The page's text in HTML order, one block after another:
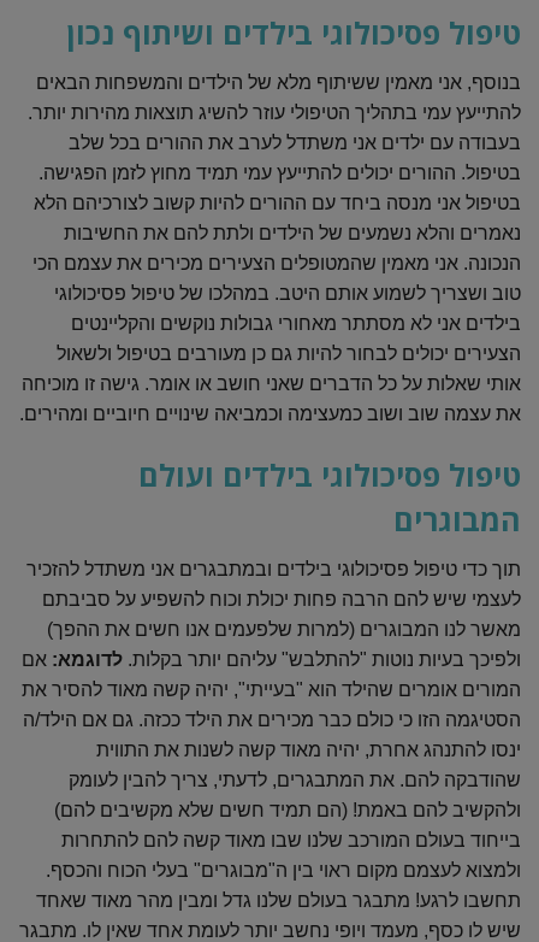
טיפול פסיכולוגי בילדים ושיתוף נכון
בנוסף, אני מאמין ששיתוף מלא של הילדים והמשפחות הבאים
להתייעץ עמי בתהליך הטיפולי עוזר להשיג תוצאות מהירות יותר.
בעבודה עם ילדים אני משתדל לערב את ההורים בכל שלב
בטיפול. ההורים יכולים להתייעץ עמי תמיד מחוץ לזמן הפגישה.
בטיפול אני מנסה ביחד עם ההורים להיות קשוב לצורכיהם הלא
נאמרים והלא נשמעים של הילדים ולתת להם את החשיבות
הנכונה. אני מאמין שהמטופלים הצעירים מכירים את עצמם הכי
טוב ושצריך לשמוע אותם היטב. במהלכו של טיפול פסיכולוגי
בילדים אני לא מסתתר מאחורי גבולות נוקשים והקליינטים
הצעירים יכולים לבחור להיות גם כן מעורבים בטיפול ולשאול
אותי שאלות על כל הדברים שאני חושב או אומר. גישה זו מוכיחה
את עצמה שוב ושוב כמעצימה וכמביאה שינויים חיוביים ומהירים.
טיפול פסיכולוגי בילדים ועולם
המבוגרים
תוך כדי טיפול פסיכולוגי בילדים ובמתבגרים אני משתדל להזכיר
לעצמי שיש להם הרבה פחות יכולת וכוח להשפיע על סביבתם
מאשר לנו המבוגרים (למרות שלפעמים אנו חשים את ההפך)
ולפיכך בעיות נוטות "להתלבש" עליהם יותר בקלות. לדוגמא: אם
המורים אומרים שהילד הוא "בעייתי", יהיה קשה מאוד להסיר את
הסטיגמה הזו כי כולם כבר מכירים את הילד ככזה. גם אם הילד/ה
ינסו להתנהג אחרת, יהיה מאוד קשה לשנות את התווית
שהודבקה להם. את המתבגרים, לדעתי, צריך להבין לעומק
ולהקשיב להם באמת! (הם תמיד חשים שלא מקשיבים להם)
בייחוד בעולם המורכב שלנו שבו מאוד קשה להם להתחרות
ולמצוא לעצמם מקום ראוי בין ה"מבוגרים" בעלי הכוח והכסף.
תחשבו לרגע! מתבגר בעולם שלנו גדל ומבין מהר מאוד שאחד
שיש לו כסף, מעמד ויופי נחשב יותר לעומת אחד שאין לו. מתבגר